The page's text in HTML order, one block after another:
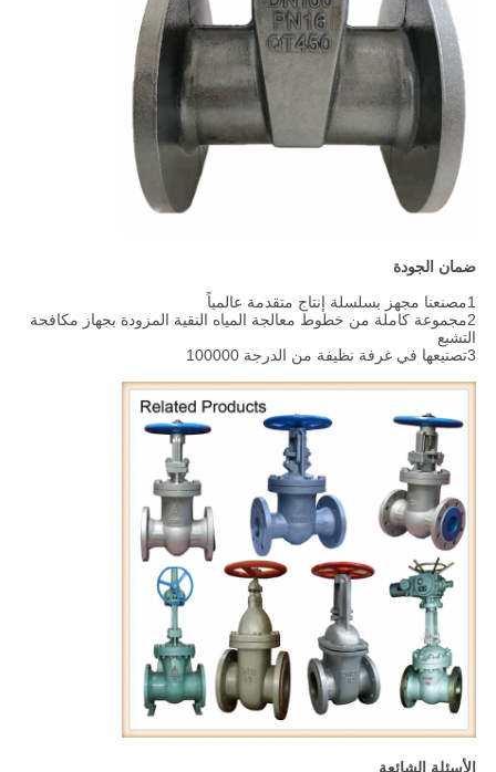
ضمان الجودة
1مصنعنا مجهز بسلسلة إنتاج متقدمة عالمياً
2مجموعة كاملة من خطوط معالجة المياه النقية المزودة بجهاز مكافحة
التشبع
3تصنيعها في غرفة نظيفة من الدرجة 100000
الأسئلة الشائعة